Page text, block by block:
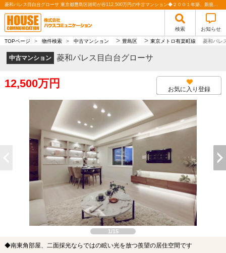
菱和パレス目白台グローサ 東京都豊島区雑司が谷112,500万円の中古マンション◆２００１年築、新規リフォーム２０２６年３月完工済、陽当たり×通風良好、９階南東角住戸！！｜株式会社ハウスコミュニケーション
検索 お知らせ
TOPページ > 物件検索 > 中古マンション > 豊島区 > 東京メトロ有楽町線 菱和パレ
中古マンション 菱和パレス目白台グローサ
12,500万円 お気に入り登録
1/15
◆南東角部屋、二面採光ならではの眩い光を放つ羨望の居住空間です